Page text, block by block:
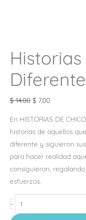
$14.00 $ 7.00
En HISTORIAS DE
historias de aquellos
diferente y siguieron
para hacer realidad
consiguieron,
esfuerzos.
-